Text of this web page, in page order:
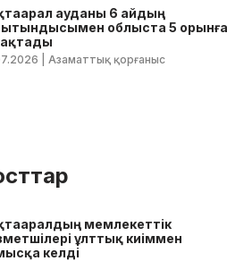
ауданы 6 айдың
облыста 5 орынға
| Азаматтық қорғаныс
мемлекеттік
ұлттық киіммен
келді